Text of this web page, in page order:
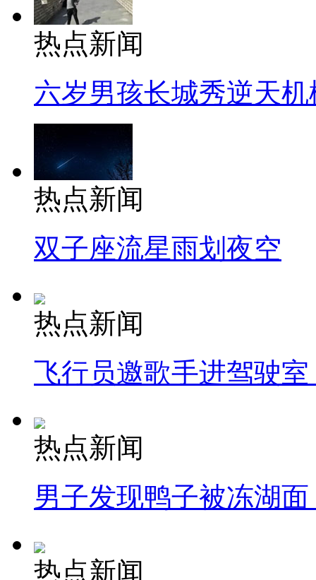
热点新闻
六岁男孩长城秀逆天机
热点新闻
双子座流星雨划夜空
热点新闻
飞行员邀歌手进驾驶
热点新闻
男子发现鸭子被冻湖
热点新闻